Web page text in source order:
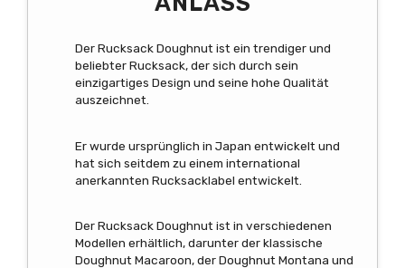
Der Rucksack Doughnut ist ein trendiger und
beliebter Rucksack, der sich durch sein
einzigartiges Design und seine hohe Qualität
auszeichnet.
Er wurde ursprünglich in Japan entwickelt und
hat sich seitdem zu einem international
anerkannten Rucksacklabel entwickelt.
Der Rucksack Doughnut ist in verschiedenen
Modellen erhältlich, darunter der klassische
Doughnut Macaroon, der Doughnut Montana und